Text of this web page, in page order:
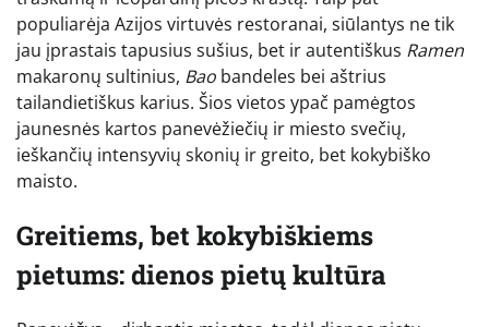
populiarėja Azijos virtuvės restoranai, siūlantys ne tik
jau įprastais tapusius sušius, bet ir autentiškus Ramen
makaronų sultinius, Bao bandeles bei aštrius
tailandietiškus karius. Šios vietos ypač pamėgtos
jaunesnės kartos panevėžiečių ir miesto svečių,
ieškančių intensyvių skonių ir greito, bet kokybiško
maisto.
Greitiems, bet kokybiškiems
pietums: dienos pietų kultūra